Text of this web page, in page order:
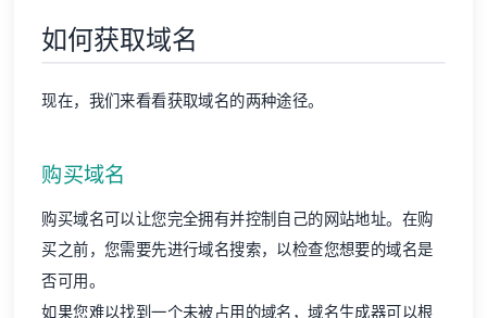
如何获取域名
现在，我们来看看获取域名的两种途径。
购买域名
购买域名可以让您完全拥有并控制自己的网站地址。在购
买之前，您需要先进行域名搜索，以检查您想要的域名是
否可用。
如果您难以找到一个未被占用的域名，域名生成器可以根